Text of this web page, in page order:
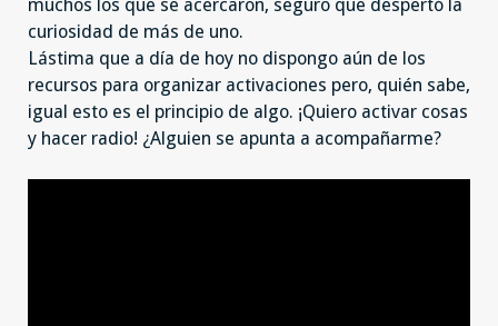
muchos los que se acercaron, seguro que despertó la
curiosidad de más de uno.
Lástima que a día de hoy no dispongo aún de los
recursos para organizar activaciones pero, quién sabe,
igual esto es el principio de algo. ¡Quiero activar cosas
y hacer radio! ¿Alguien se apunta a acompañarme?